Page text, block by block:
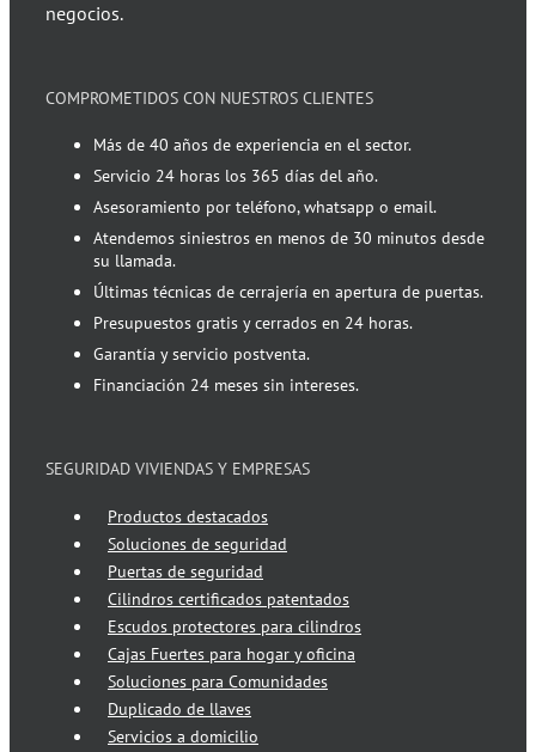
negocios.
COMPROMETIDOS CON NUESTROS CLIENTES
Más de 40 años de experiencia en el sector.
Servicio 24 horas los 365 días del año.
Asesoramiento por teléfono, whatsapp o email.
Atendemos siniestros en menos de 30 minutos desde
su llamada.
Últimas técnicas de cerrajería en apertura de puertas.
Presupuestos gratis y cerrados en 24 horas.
Garantía y servicio postventa.
Financiación 24 meses sin intereses.
SEGURIDAD VIVIENDAS Y EMPRESAS
Productos destacados
Soluciones de seguridad
Puertas de seguridad
Cilindros certificados patentados
Escudos protectores para cilindros
Cajas Fuertes para hogar y oficina
Soluciones para Comunidades
Duplicado de llaves
Servicios a domicilio